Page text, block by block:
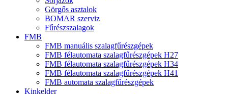
Görgős asztalok
BOMAR szerviz
Fűrészszalagok
FMB
FMB manuális szalagfűrészgépek
FMB félautomata szalagfűrészgépek H27
FMB félautomata szalagfűrészgépek H34
FMB félautomata szalagfűrészgépek H41
FMB automata szalagfűrészgépek
Kinkelder